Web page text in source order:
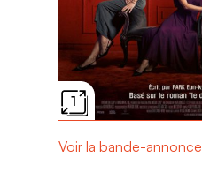
1
Voir la bande-annonce